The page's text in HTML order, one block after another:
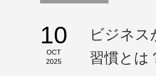
10
OCT
2025
ビジネス
習慣とは